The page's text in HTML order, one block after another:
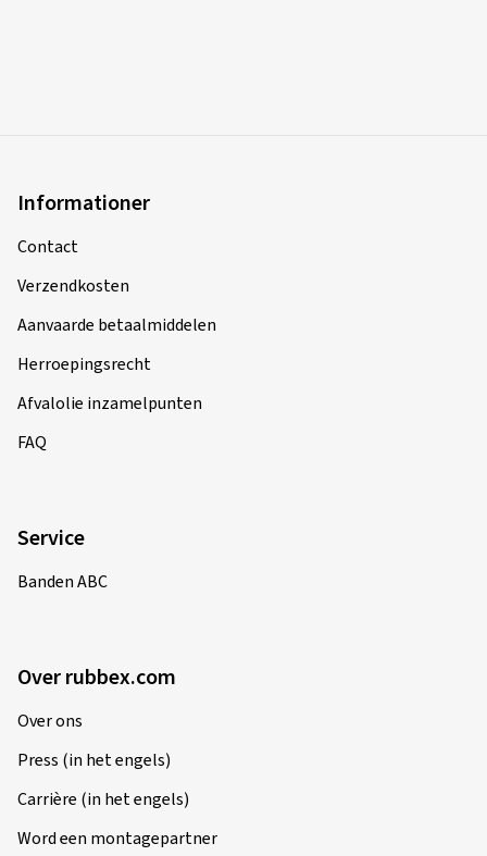
Informationer
Contact
Verzendkosten
Aanvaarde betaalmiddelen
Herroepingsrecht
Afvalolie inzamelpunten
FAQ
Service
Banden ABC
Over rubbex.com
Over ons
Press (in het engels)
Carrière (in het engels)
Word een montagepartner